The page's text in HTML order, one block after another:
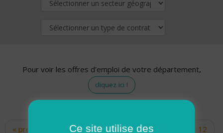
Pour voir les offres d'emploi de votre département,
cliquez ici !
« premier ‹ précédent … 10
12
Ce site utilise des